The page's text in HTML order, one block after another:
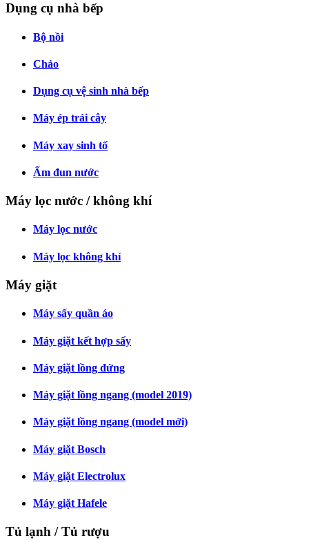
Dụng cụ nhà bếp
Bộ nồi
Chảo
Dụng cụ vệ sinh nhà bếp
Máy ép trái cây
Máy xay sinh tố
Ấm đun nước
Máy lọc nước / không khí
Máy lọc nước
Máy lọc không khí
Máy giặt
Máy sấy quần áo
Máy giặt kết hợp sấy
Máy giặt lồng đứng
Máy giặt lồng ngang (model 2019)
Máy giặt lồng ngang (model mới)
Máy giặt Bosch
Máy giặt Electrolux
Máy giặt Hafele
Tủ lạnh / Tủ rượu